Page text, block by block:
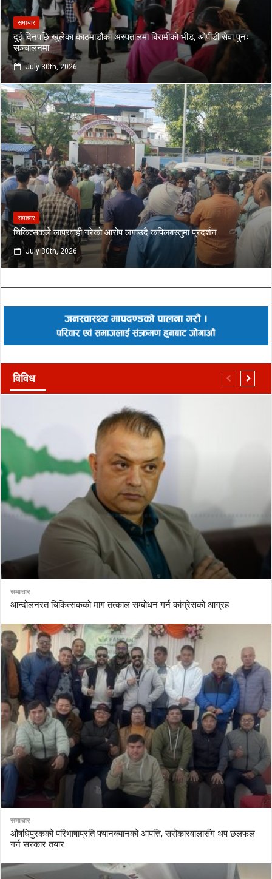
समाचार
दुई दिनपछि खुलेका काठमाडौंका अस्पतालमा बिरामीको भीड, ओपीडी सेवा पुनः
सञ्चालनमा
July 30th, 2026
समाचार
चिकित्सकले लापरवाही गरेको आरोप लगाउदै कपिलबस्तुमा प्रदर्शन
July 30th, 2026
विविध
समाचार
आन्दोलनरत चिकित्सकको माग तत्काल सम्बोधन गर्न कांग्रेसको आग्रह
समाचार
औषधिपुरकको परिभाषाप्रति फ्यानक्यानको आपत्ति, सरोकारवालासँग थप छलफल
गर्न सरकार तयार